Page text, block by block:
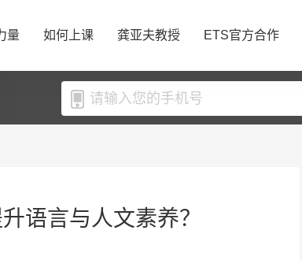
量 如何上课 龚亚夫教授 ETS官方合作
语言与人文素养？